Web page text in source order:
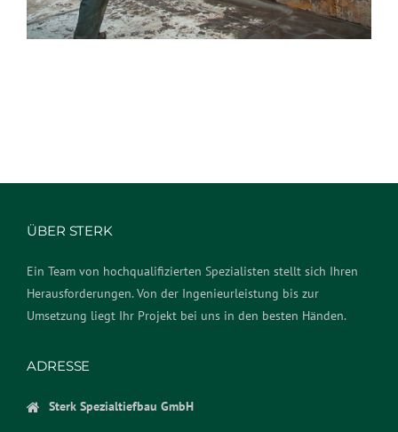
ÜBER STERK
Ein Team von hochqualifizierten Spezialisten stellt sich Ihren
Herausforderungen. Von der Ingenieurleistung bis zur
Umsetzung liegt Ihr Projekt bei uns in den besten Händen.
ADRESSE
Sterk Spezialtiefbau GmbH